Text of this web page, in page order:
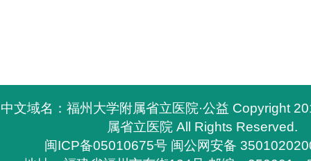
中文域名：福州大学附属省立医院·公益 Copyright
属省立医院 All Rights Reserved.
闽ICP备05010675号 闽公网安备